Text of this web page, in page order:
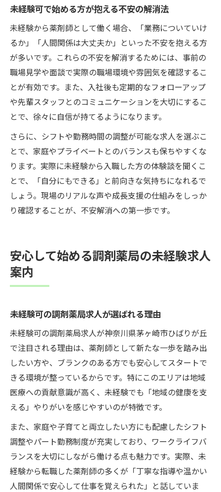
未経験可で始める方が抱える不安の解消法
未経験から薬剤師として働く場合、「業務についていけ
るか」「人間関係は大丈夫か」といった不安を抱える方
が多いです。これらの不安を解消するためには、事前の
職場見学や面談で実際の職場環境や雰囲気を確認するこ
とが有効です。また、入社後も定期的なフォローアップ
や先輩スタッフとのコミュニケーションを大切にするこ
とで、徐々に自信が持てるようになります。
さらに、シフトや勤務時間の調整が可能な求人を選ぶこ
とで、家庭やプライベートとのバランスも保ちやすくな
ります。実際に未経験から入職した方の体験談を聞くこ
とで、「自分にもできる」と前向きな気持ちになれるで
しょう。現場のリアルな声や成長支援の仕組みをしっか
り確認することが、不安解消への第一歩です。
安心して始める調剤薬局の未経験求人
案内
未経験可の調剤薬局求人が選ばれる理由
未経験可の調剤薬局求人が神奈川県茅ヶ崎市ひばりが丘
で注目される理由は、薬剤師として新たな一歩を踏み出
したい方や、ブランクのある方でも安心してスタートで
きる環境が整っているからです。特にこのエリアは地域
医療への貢献意識が高く、未経験でも「地域の健康を支
える」やりがいを感じやすいのが特徴です。
また、家庭や子育てと両立したい方にも配慮したシフト
調整やパート勤務制度が充実しており、ワークライフバ
ランスを大切にしながら働ける点も魅力です。実際、未
経験から転職した薬剤師の多くが「丁寧な指導や温かい
人間関係で安心して仕事を覚えられた」と話していま